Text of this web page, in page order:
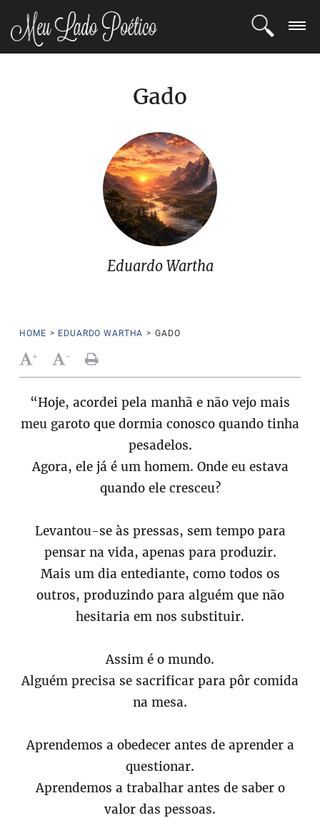
Gado
Eduardo Wartha
HOME > EDUARDO WARTHA > GADO
+ -
“Hoje, acordei pela manhã e não vejo mais
meu garoto que dormia conosco quando tinha
pesadelos.
Agora, ele já é um homem. Onde eu estava
quando ele cresceu?
Levantou-se às pressas, sem tempo para
pensar na vida, apenas para produzir.
Mais um dia entediante, como todos os
outros, produzindo para alguém que não
hesitaria em nos substituir.
Assim é o mundo.
Alguém precisa se sacrificar para pôr comida
na mesa.
Aprendemos a obedecer antes de aprender a
questionar.
Aprendemos a trabalhar antes de saber o
valor das pessoas.